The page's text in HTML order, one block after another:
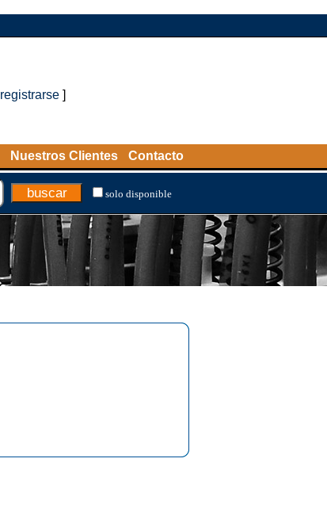
registrarse]
Nuestros Clientes Contacto
solo disponible